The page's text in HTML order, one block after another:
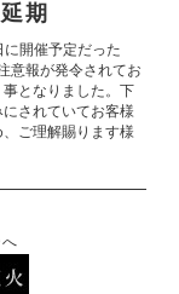
期
開催予定だった
意報が発令されてお
となりました。下
されていてお客様
ご理解賜ります様